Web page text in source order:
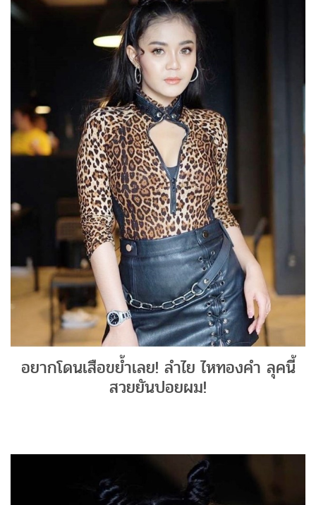
อยากโดนเสือขย้ำเลย! ลำไย ไหทองคำ ลุคนี้
สวยยันปอยผม!